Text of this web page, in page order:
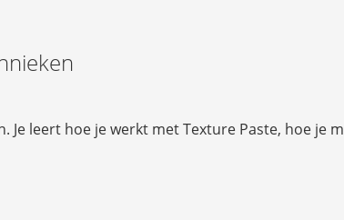
leert hoe je werkt met Texture Paste, hoe je